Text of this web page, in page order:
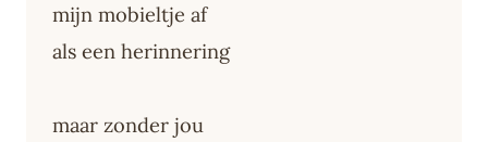
mijn mobieltje af
als een herinnering
maar zonder jou